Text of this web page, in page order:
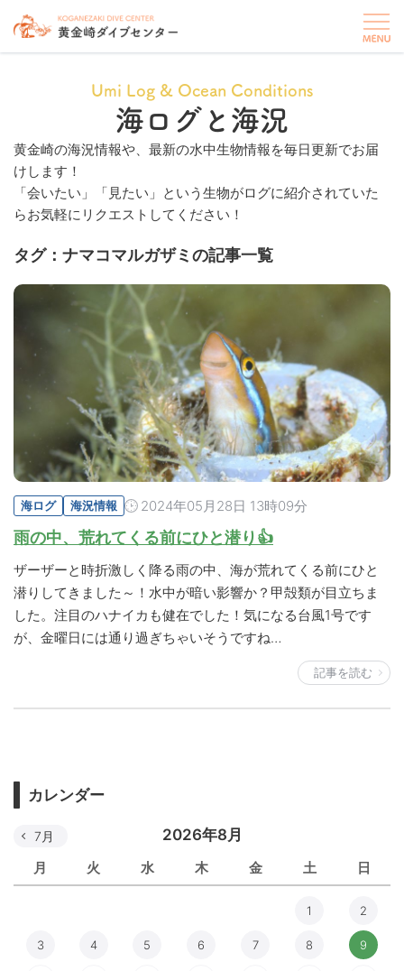
Umi Log & Ocean Conditions
海ログと海況
黄金崎の海況情報や、最新の水中生物情報を毎日更新でお届
けします！
「会いたい」「見たい」という生物がログに紹介されていた
らお気軽にリクエストしてください！
タグ：ナマコマルガザミの記事一覧
海ログ 海況情報 2024年05月28日 13時09分
雨の中、荒れてくる前にひと潜り👍
ザーザーと時折激しく降る雨の中、海が荒れてくる前にひと
潜りしてきました～！水中が暗い影響か？甲殻類が目立ちま
した。注目のハナイカも健在でした！気になる台風1号です
が、金曜日には通り過ぎちゃいそうですね…
記事を読む
カレンダー
2026年8月
月 火 水 木 金 土 日
7月
1 2
3 4 5 6 7 8 9